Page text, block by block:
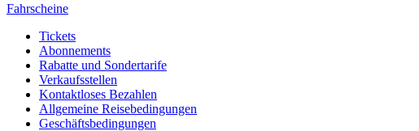
Fahrscheine
Tickets
Abonnements
Rabatte und Sondertarife
Verkaufsstellen
Kontaktloses Bezahlen
Allgemeine Reisebedingungen
Geschäftsbedingungen